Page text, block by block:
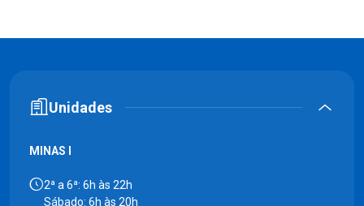
Unidades
MINAS I
2ª a 6ª: 6h às 22h
Sábado: 6h às 20h